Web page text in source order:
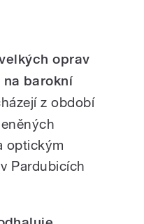
oprav
barokní
z období
optickým
Pardubicích